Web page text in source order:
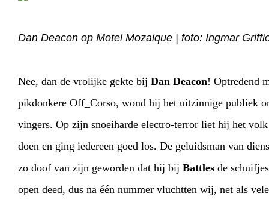
HOME AGENDAARTDIVISION
INFO WEBSHOPMY TICKETS
Dan Deacon op Motel Mozaique | foto: Ingmar
Nee, dan de vrolijke gekte bij Dan Deacon! Optredend midden in de
pikdonkere Off_Corso, wond hij het uitzinnige publiek om al
vingers. Op zijn snoeiharde electro-terror liet hij het volk
doen en ging iedereen goed los. De geluidsman van dienst
zo doof van zijn geworden dat hij bij Battles de schuifjes nóg verder
open deed, dus na één nummer vluchtten wij, net als velen, de zaal